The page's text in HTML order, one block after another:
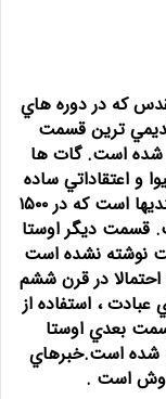
كه در دوره هاي
ترين قسمت
شده است. گات ها
و اعتقاداتي ساده
همراه است و ادبيات آن شبيه ريگ وداي هنديها است كه در ۱۵۰۰
قسمت ديگر اوستا
نوشته نشده است
در قرن ششم
، استفاده از
بعدي اوستا
شده است.خبرهاي
است .